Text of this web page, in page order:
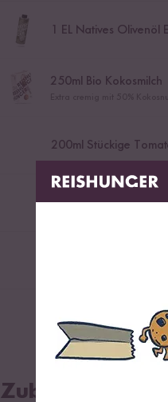
1 EL Natives Olivenöl
250ml Bio Kokosmilch
200ml Stückige
Prise Salz
Zubereitung